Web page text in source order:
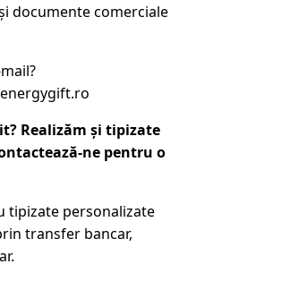
documente comerciale
Realizăm și tipizate
ne pentru o
personalizate
transfer bancar,